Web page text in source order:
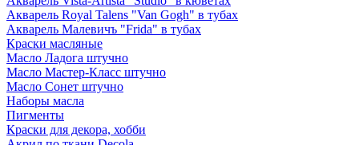
Акварель Royal Talens "Van Gogh" в тубах
Акварель Малевичъ "Frida" в тубах
Краски масляные
Масло Ладога штучно
Масло Мастер-Класс штучно
Масло Сонет штучно
Наборы масла
Пигменты
Краски для декора, хобби